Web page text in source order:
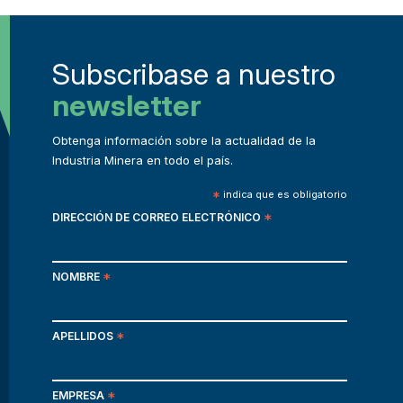
Subscribase a nuestro
newsletter
Obtenga información sobre la actualidad de la
Industria Minera en todo el país.
* indica que es obligatorio
DIRECCIÓN DE CORREO ELECTRÓNICO *
NOMBRE *
APELLIDOS *
EMPRESA *